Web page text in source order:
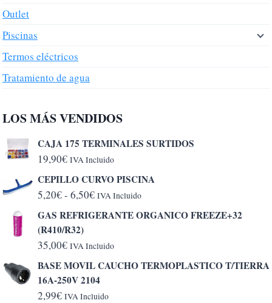
Outlet
Piscinas
Termos eléctricos
Tratamiento de agua
LOS MÁS VENDIDOS
CAJA 175 TERMINALES SURTIDOS
19,90€ IVA Incluido
CEPILLO CURVO PISCINA
5,20€- 6,50€Rango
de
desde
5,20€
hasta
6,50€
IVA Incluido
GAS REFRIGERANTE ORGANICO FREEZE+32
(R410/R32)
35,00€ IVA Incluido
BASE MOVIL CAUCHO TERMOPLASTICO T/TIERRA
16A-250V 2104
2,99€ IVA Incluido